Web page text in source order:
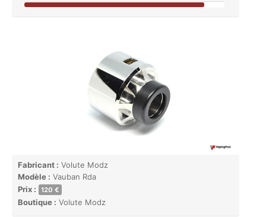
Fabricant : Volute Modz
Modèle : Vauban Rda
Prix :
120 €
Boutique : Volute Modz